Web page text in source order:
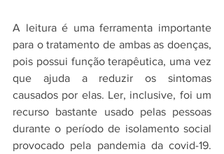
A leitura é uma ferramenta importante
para o tratamento de ambas as doenças,
pois possui função terapêutica, uma vez
que ajuda a reduzir os sintomas
causados por elas. Ler, inclusive, foi um
recurso bastante usado pelas pessoas
durante o período de isolamento social
provocado pela pandemia da covid-19.